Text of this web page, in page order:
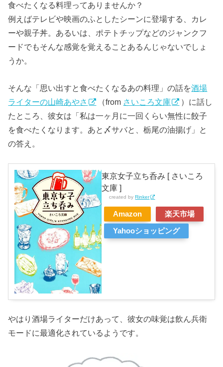
食べたくなる料理ってありませんか？
例えばテレビや映画のふとしたシーンに登場する、カレ
ーや親子丼。あるいは、ポテトチップなどのジャンクフ
ードでもそんな感覚を覚えることあるんじゃないでしょ
うか。
そんな「思い出すと食べたくなるあの料理」の話を酒場
ライターの山崎あやさ
（from さいころ文庫
）に話し
たところ、彼女は「私は一ヶ月に一回くらい無性に餃子
を食べたくなります。あと〆サバと、栃尾の油揚げ」と
の答え。
東京女子立ち呑み [ さいころ
文庫 ]
created byRinker
Amazon 楽天市場
Yahooショッピング
やはり酒場ライターだけあって、彼女の味覚は飲ん兵衛
モードに最適化されているようです。